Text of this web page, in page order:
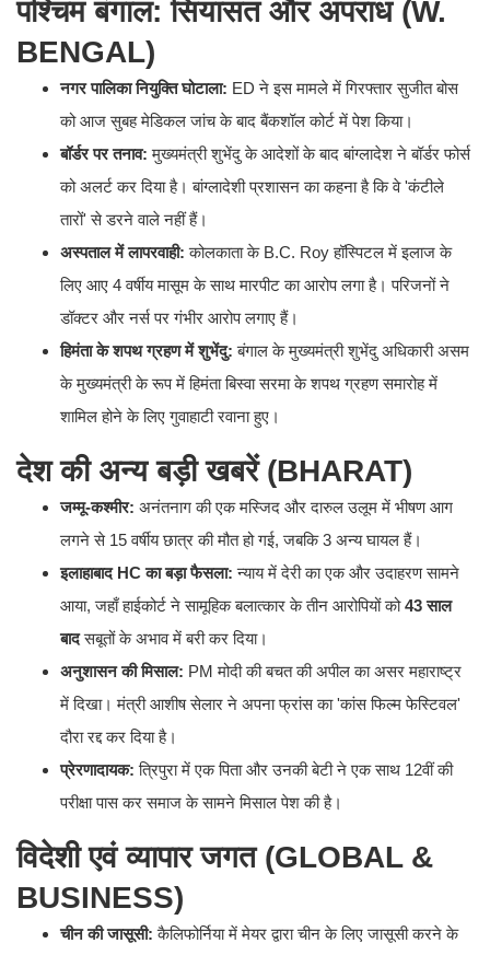
पश्चिम बंगाल: सियासत और अपराध (W.
BENGAL)
नगर पालिका नियुक्ति घोटाला: ED ने इस मामले में गिरफ्तार सुजीत बोस
को आज सुबह मेडिकल जांच के बाद बैंकशॉल कोर्ट में पेश किया।
बॉर्डर पर तनाव: मुख्यमंत्री शुभेंदु के आदेशों के बाद बांग्लादेश ने बॉर्डर फोर्स
को अलर्ट कर दिया है। बांग्लादेशी प्रशासन का कहना है कि वे 'कंटीले
तारों' से डरने वाले नहीं हैं।
अस्पताल में लापरवाही: कोलकाता के B.C. Roy हॉस्पिटल में इलाज के
लिए आए 4 वर्षीय मासूम के साथ मारपीट का आरोप लगा है। परिजनों ने
डॉक्टर और नर्स पर गंभीर आरोप लगाए हैं।
हिमंता के शपथ ग्रहण में शुभेंदु: बंगाल के मुख्यमंत्री शुभेंदु अधिकारी असम
के मुख्यमंत्री के रूप में हिमंता बिस्वा सरमा के शपथ ग्रहण समारोह में
शामिल होने के लिए गुवाहाटी रवाना हुए।
देश की अन्य बड़ी खबरें (BHARAT)
जम्मू-कश्मीर: अनंतनाग की एक मस्जिद और दारुल उलूम में भीषण आग
लगने से 15 वर्षीय छात्र की मौत हो गई, जबकि 3 अन्य घायल हैं।
इलाहाबाद HC का बड़ा फैसला: न्याय में देरी का एक और उदाहरण सामने
आया, जहाँ हाईकोर्ट ने सामूहिक बलात्कार के तीन आरोपियों को43 साल
बादसबूतों के अभाव में बरी कर दिया।
अनुशासन की मिसाल: PM मोदी की बचत की अपील का असर महाराष्ट्र
में दिखा। मंत्री आशीष सेलार ने अपना फ्रांस का 'कांस फिल्म फेस्टिवल'
दौरा रद्द कर दिया है।
प्रेरणादायक: त्रिपुरा में एक पिता और उनकी बेटी ने एक साथ 12वीं की
परीक्षा पास कर समाज के सामने मिसाल पेश की है।
विदेशी एवं व्यापार जगत (GLOBAL &
BUSINESS)
चीन की जासूसी: कैलिफोर्निया में मेयर द्वारा चीन के लिए जासूसी करने के